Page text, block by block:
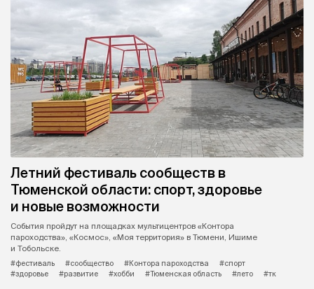
Летний фестиваль сообществ в
Тюменской области: спорт, здоровье
и новые возможности
События пройдут на площадках мультицентров «Контора
пароходства», «Космос», «Моя территория» в Тюмени, Ишиме
и Тобольске.
#фестиваль
#сообщество #Контора пароходства
#спорт
#здоровье
#развитие #хобби #Тюменская область #лето #тк